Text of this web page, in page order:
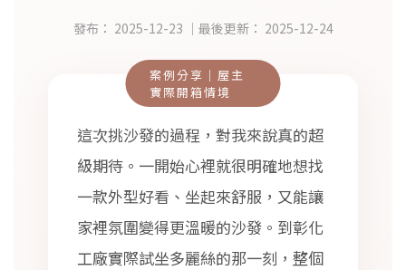
發布： 2025-12-23 ｜最後更新： 2025-12-24
案例分享｜屋主
實際開箱情境
這次挑沙發的過程，對我來說真的超
級期待。一開始心裡就很明確地想找
一款外型好看、坐起來舒服，又能讓
家裡氛圍變得更溫暖的沙發。到彰化
工廠實際試坐多麗絲的那一刻，整個